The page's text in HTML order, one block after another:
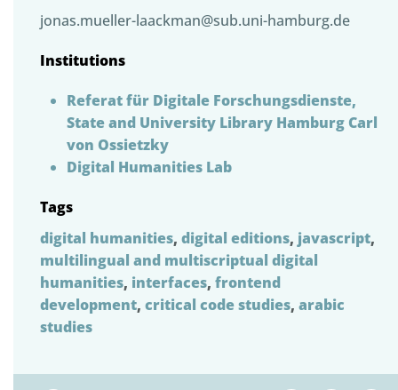
jonas.mueller-laackman@sub.uni-hamburg.de
Institutions
Referat für Digitale Forschungsdienste,
State and University Library Hamburg Carl
von Ossietzky
Digital Humanities Lab
Tags
digital humanities, digital editions, javascript,
multilingual and multiscriptual digital
humanities, interfaces, frontend
development, critical code studies, arabic
studies